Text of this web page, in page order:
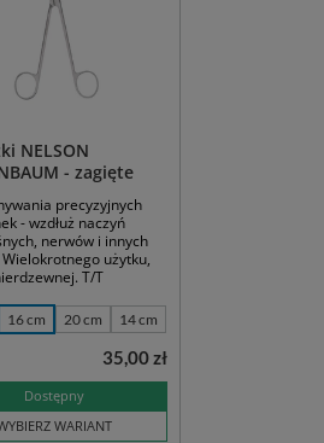
NELSON
- zagięte
precyzyjnych
- wzdłuż naczyń
nerwów i innych
użytku,
T/T
16 cm 20 cm 14 cm
Dostępny
WARIANT
35,00 zł